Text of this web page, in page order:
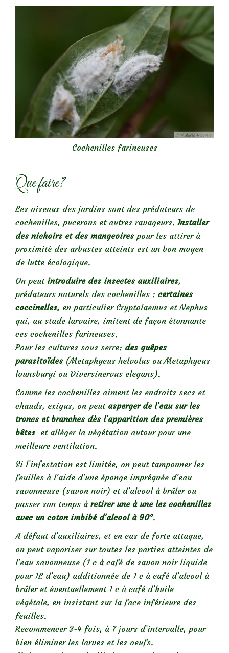
Cochenilles farineuses
Que faire?
Les oiseaux des jardins sont des prédateurs de
cochenilles, pucerons et autres ravageurs. Installer
des nichoirs et des mangeoires pour les attirer à
proximité des arbustes atteints est un bon moyen
de lutte écologique.
On peut introduire des insectes auxiliaires,
prédateurs naturels des cochenilles : certaines
coccinelles, en particulier Cryptolaemus et Nephus
qui, au stade larvaire, imitent de façon étonnante
ces cochenilles farineuses.
Pour les cultures sous serre: des guêpes
parasitoïdes (Metaphycus helvolus ou Metaphycus
lounsburyi ou Diversinervus elegans).
Comme les cochenilles aiment les endroits secs et
chauds, exigus, on peut asperger de l’eau sur les
troncs et branches dès l’apparition des premières
bêtes et alléger la végétation autour pour une
meilleure ventilation.
Si l’infestation est limitée, on peut tamponner les
feuilles à l’aide d’une éponge imprégnée d’eau
savonneuse (savon noir) et d’alcool à brûler ou
passer son temps à retirer une à une les cochenilles
avec un coton imbibé d’alcool à 90°.
A défaut d’auxiliaires, et en cas de forte attaque,
on peut vaporiser sur toutes les parties atteintes de
l’eau savonneuse (1 c à café de savon noir liquide
pour 1L d’eau) additionnée de 1 c à café d’alcool à
brûler et éventuellement 1 c à café d’huile
végétale, en insistant sur la face inférieure des
feuilles.
Recommencer 3-4 fois, à 7 jours d’intervalle, pour
bien éliminer les larves et les oeufs.